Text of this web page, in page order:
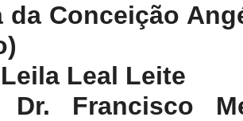
da Conceição
Leal Leite
Dr. Francisco